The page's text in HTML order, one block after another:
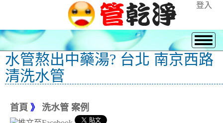
登入
水管熬出中藥湯? 台北 南京西路
清洗水管
首頁 》 洗水管 案例